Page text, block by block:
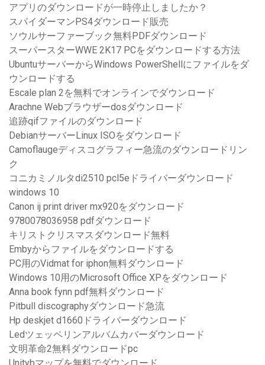
アプリのダウンロードが一時停止しましたか？
スパイダーマンPS4ダウンロード販売
ソウルサーファーブック無料PDFダウンロード
スーパースターWWE 2K17 PCをダウンロードする方法
UbuntuサーバーからWindows PowerShellにファイルをダ
ウンロードする
Escale plan 2を無料でオンラインでダウンロード
Arachne Webブラウザーdosダウンロード
追跡qifファイルのダウンロード
DebianサーバーLinux ISOをダウンロード
Camoflaugeディスコグラフィー急流のダウンロードリン
ク
コニカミノルタdi2510 pcl5eドライバーダウンロード
windows 10
Canon ij print driver mx920をダウンロード
9780078036958 pdfダウンロード
キリストクリスマスダウンロード無料
Embyからファイルをダウンロードする
PC用のVidmat for iphon無料ダウンロード
Windows 10用のMicrosoft Office XPをダウンロード
Anna book fynn pdf無料ダウンロード
Pitbull discographyダウンロード急流
Hp deskjet d1660ドライバーダウンロード
Ledツェッペリンアルバムカバーダウンロード
文明革命2無料ダウンロードpc